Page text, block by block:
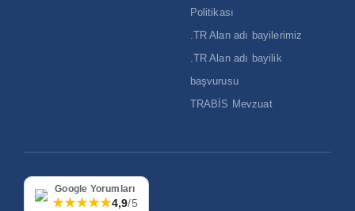
Politikası
.TR Alan adı bayilerimiz
.TR Alan adı bayilik
başvurusu
TRABİS Mevzuat
Google Yorumları
★★★★★4,9/5